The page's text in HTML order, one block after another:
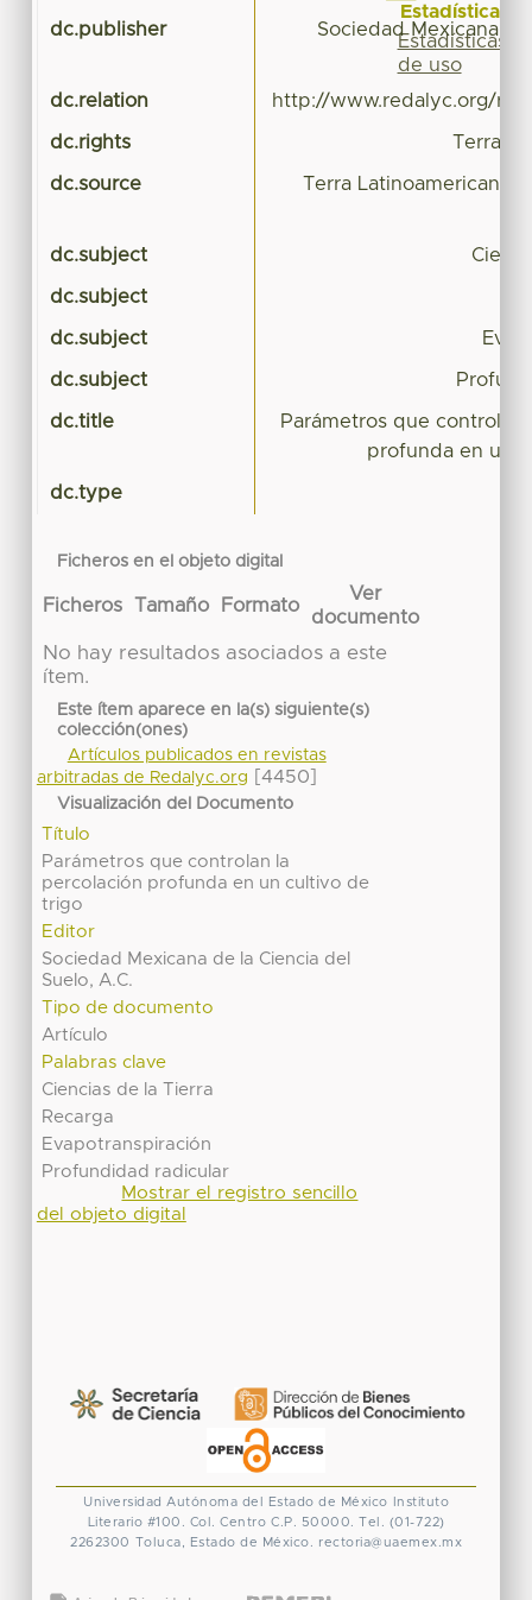
dc.publisher Sociedad Mexicana
dc.relation http://www.redalyc.org/
dc.rights Terra
dc.source Terra Latinoamericana
dc.subject
dc.subject
dc.subject
dc.subject
dc.title
Parámetros que controlan
profunda en un
dc.type
Ficheros en el objeto digital
Ficheros Tamaño Formato
Ver
documento
No hay resultados asociados a este
ítem.
Este ítem aparece en la(s) siguiente(s)
colección(ones)
Artículos publicados en revistas
arbitradas de Redalyc.org
[4450]
Visualización del Documento
Título
Parámetros que controlan la
percolación profunda en un cultivo de
trigo
Editor
Sociedad Mexicana de la Ciencia del
Suelo, A.C.
Tipo de documento
Artículo
Palabras clave
Ciencias de la Tierra
Recarga
Evapotranspiración
Profundidad radicular
Mostrar el registro sencillo
del objeto digital
Estadísticas
Estadísticas
de uso
Universidad Autónoma del Estado de México
Instituto
Literario #100. Col. Centro C.P. 50000. Tel. (01-722)
2262300 Toluca, Estado de México. rectoria@uaemex.mx